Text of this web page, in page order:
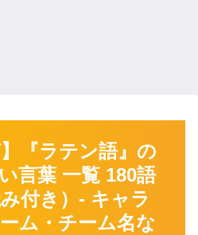
『ラテン語』の
言葉 一覧 180語
付き）- キャラ
ム・チーム名な